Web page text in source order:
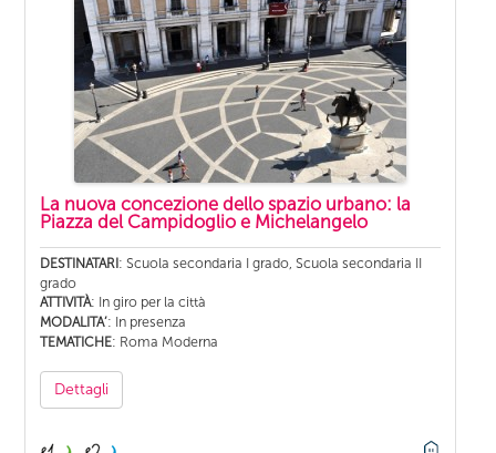
La nuova concezione dello spazio urbano: la
Piazza del Campidoglio e Michelangelo
DESTINATARI: Scuola secondaria I grado, Scuola secondaria II
grado
ATTIVITÀ: In giro per la città
MODALITA’: In presenza
TEMATICHE: Roma Moderna
Dettagli